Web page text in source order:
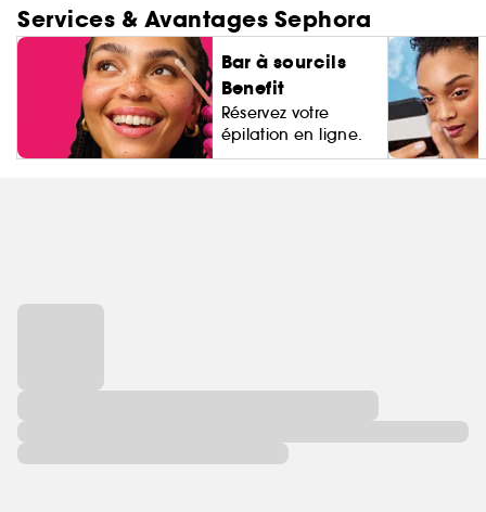
Services & Avantages Sephora
Bar à sourcils
Benefit
Réservez votre
épilation en ligne.